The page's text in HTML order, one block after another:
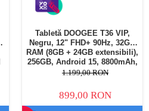
Tabletă DOOGEE T36 VIP,
Negru, 12" FHD+ 90Hz, 32GB
RAM (8GB + 24GB extensibili),
256GB, Android 15, 8800mAh,
Dual SIM
1.199,00 RON
899,00 RON